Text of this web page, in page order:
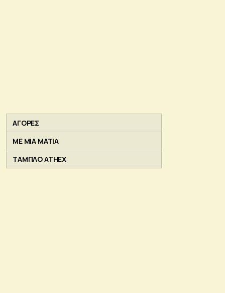
ΑΓΟΡΕΣ
ΜΕ ΜΙΑ ΜΑΤΙΑ
ΤΑΜΠΛΟ ATHEX